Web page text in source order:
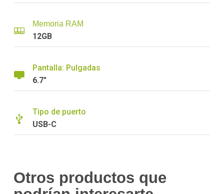
Memoria RAM
12GB
Pantalla: Pulgadas
6.7"
Tipo de puerto
USB-C
Otros productos que